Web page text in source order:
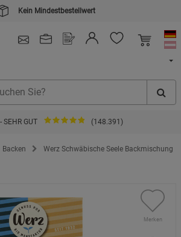
Kein Mindestbestellwert
SEHR GUT (148.391)
Online-Shop
Backen Werz Schwäbische Seele Backmischung
Merken